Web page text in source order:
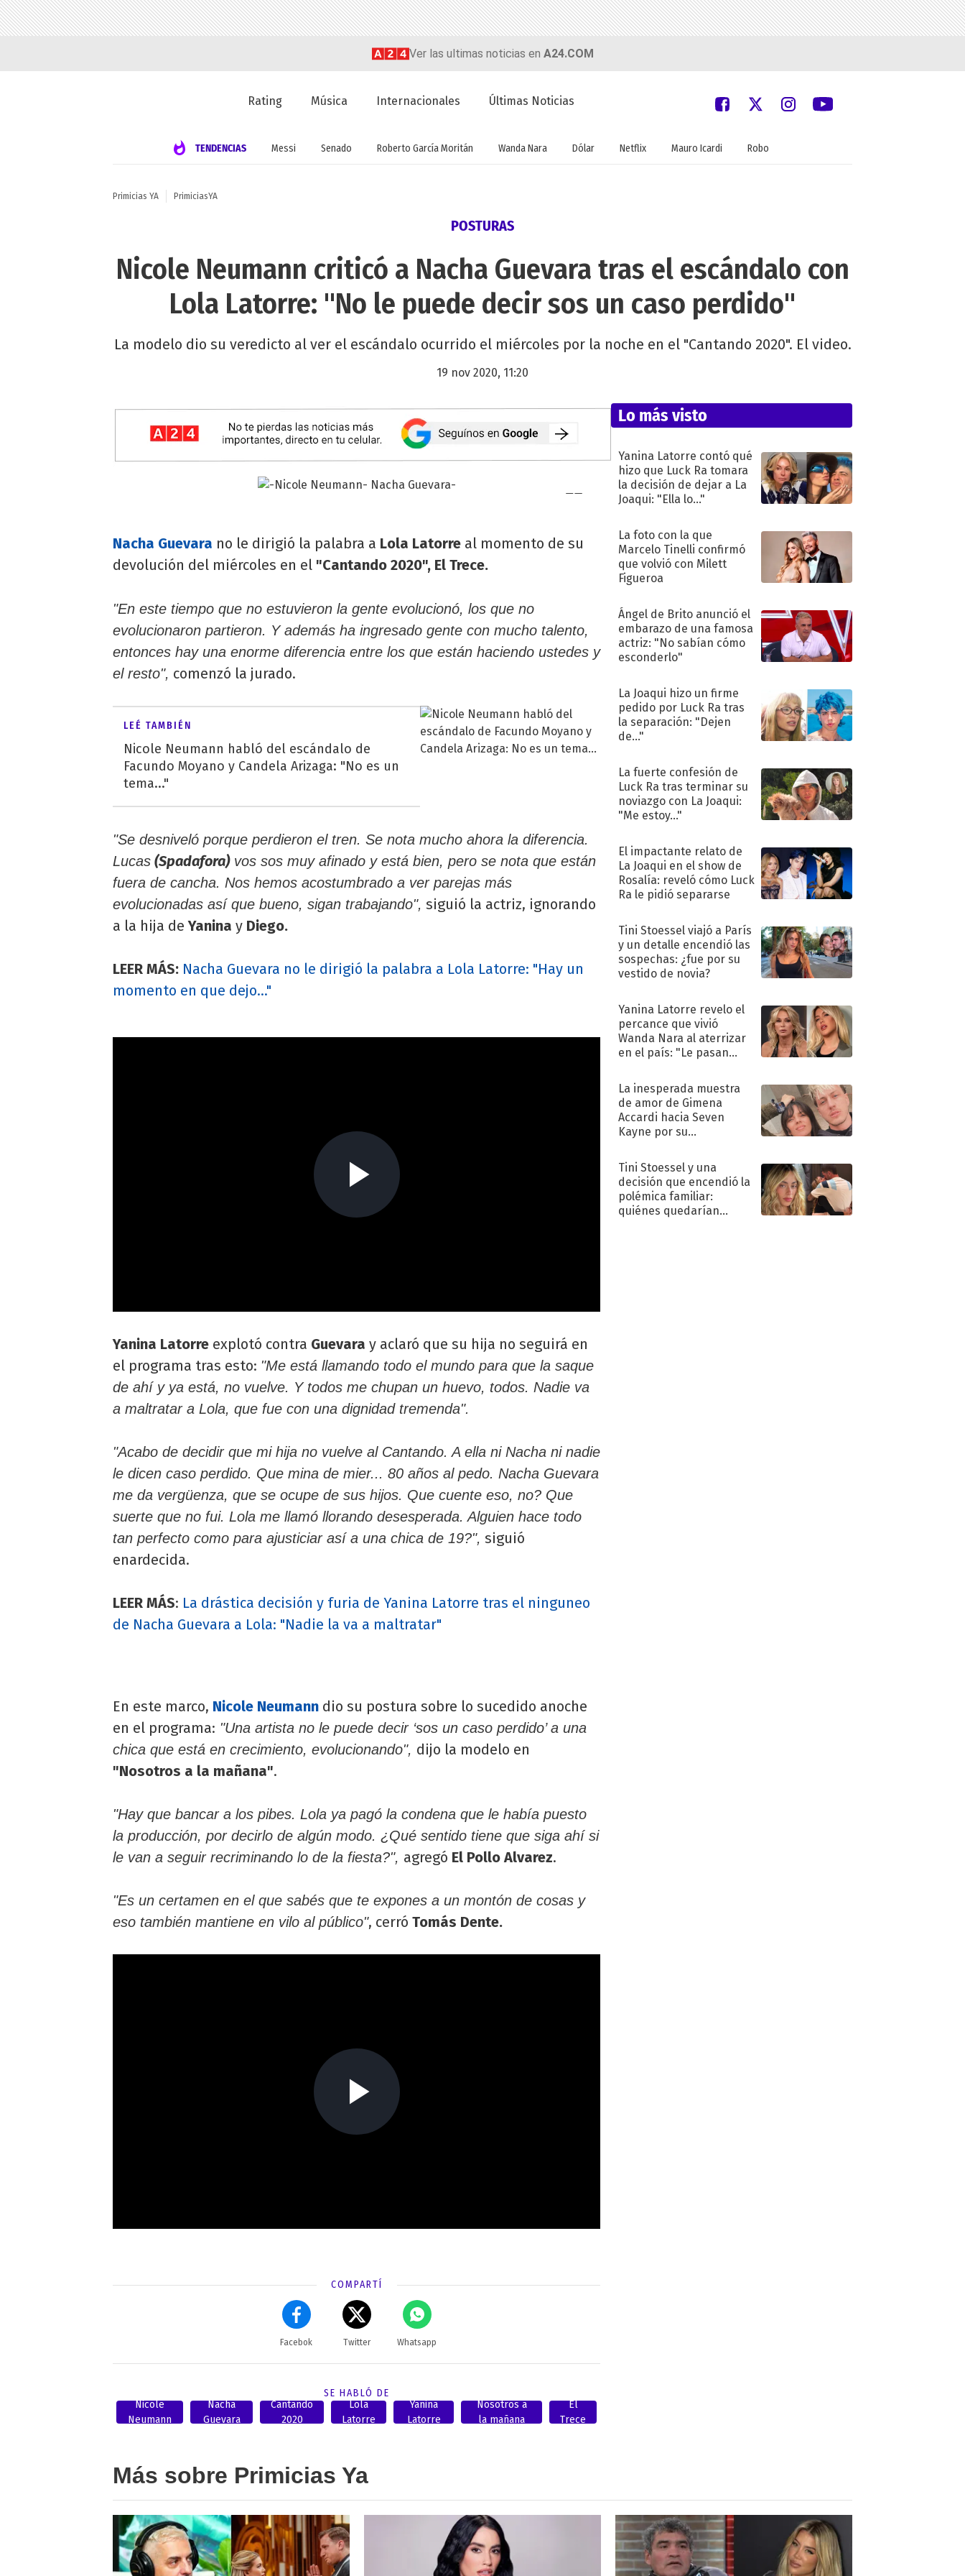
Ver las ultimas noticias en A24.COM
Rating Música Internacionales Últimas Noticias
TENDENCIAS Messi Senado Roberto García Moritán Wanda Nara Dólar Netflix Mauro Icardi Robo
Primicias YA PrimiciasYA
POSTURAS
Nicole Neumann criticó a Nacha Guevara tras el escándalo con
Lola Latorre: "No le puede decir sos un caso perdido"
La modelo dio su veredicto al ver el escándalo ocurrido el miércoles por la noche en el "Cantando 2020". El video.
19 nov 2020, 11:20
Nacha Guevara no le dirigió la palabra a Lola Latorre al momento de su
devolución del miércoles en el "Cantando 2020", El Trece.
"En este tiempo que no estuvieron la gente evolucionó, los que no
evolucionaron partieron. Y además ha ingresado gente con mucho talento,
entonces hay una enorme diferencia entre los que están haciendo ustedes y
el resto", comenzó la jurado.
LEÉ TAMBIÉN
Nicole Neumann habló del escándalo de
Facundo Moyano y Candela Arizaga: "No es un
tema..."
"Se desniveló porque perdieron el tren. Se nota mucho ahora la diferencia.
Lucas (Spadafora)vos sos muy afinado y está bien, pero se nota que están
fuera de cancha. Nos hemos acostumbrado a ver parejas más
evolucionadas así que bueno, sigan trabajando", siguió la actriz, ignorando
a la hija deYanina y Diego.
LEER MÁS: Nacha Guevara no le dirigió la palabra a Lola Latorre: "Hay un
momento en que dejo..."
Yanina Latorre explotó contra Guevara y aclaró que su hija no seguirá en
el programa tras esto: "Me está llamando todo el mundo para que la saque
de ahí y ya está, no vuelve. Y todos me chupan un huevo, todos. Nadie va
a maltratar a Lola, que fue con una dignidad tremenda".
"Acabo de decidir que mi hija no vuelve al Cantando. A ella ni Nacha ni nadie
le dicen caso perdido. Que mina de mier... 80 años al pedo. Nacha Guevara
me da vergüenza, que se ocupe de sus hijos. Que cuente eso, no? Que
suerte que no fui. Lola me llamó llorando desesperada. Alguien hace todo
tan perfecto como para ajusticiar así a una chica de 19?", siguió
enardecida.
LEER MÁS: La drástica decisión y furia de Yanina Latorre tras el ninguneo
de Nacha Guevara a Lola: "Nadie la va a maltratar"
En este marco, Nicole Neumann dio su postura sobre lo sucedido anoche
en el programa: "Una artista no le puede decir ‘sos un caso perdido’ a una
chica que está en crecimiento, evolucionando", dijo la modelo en
"Nosotros a la mañana".
"Hay que bancar a los pibes. Lola ya pagó la condena que le había puesto
la producción, por decirlo de algún modo. ¿Qué sentido tiene que siga ahí si
le van a seguir recriminando lo de la fiesta?", agregó El Pollo Alvarez.
"Es un certamen en el que sabés que te expones a un montón de cosas y
eso también mantiene en vilo al público", cerró Tomás Dente.
COMPARTÍ
Facebok Twitter Whatsapp
SE HABLÓ DE
Nicole
Neumann
Nacha
Guevara
Cantando
2020
Lola
Latorre
Yanina
Latorre
Nosotros a
la mañana
El
Trece
Lo más visto
Yanina Latorre contó qué
hizo que Luck Ra tomara
la decisión de dejar a La
Joaqui: "Ella lo..."
La foto con la que
Marcelo Tinelli confirmó
que volvió con Milett
Figueroa
Ángel de Brito anunció el
embarazo de una famosa
actriz: "No sabían cómo
esconderlo"
La Joaqui hizo un firme
pedido por Luck Ra tras
la separación: "Dejen
de..."
La fuerte confesión de
Luck Ra tras terminar su
noviazgo con La Joaqui:
"Me estoy..."
El impactante relato de
La Joaqui en el show de
Rosalía: reveló cómo Luck
Ra le pidió separarse
Tini Stoessel viajó a París
y un detalle encendió las
sospechas: ¿fue por su
vestido de novia?
Yanina Latorre revelo el
percance que vivió
Wanda Nara al aterrizar
en el país: "Le pasan
La inesperada muestra
de amor de Gimena
Accardi hacia Seven
Kayne por su
Tini Stoessel y una
decisión que encendió la
polémica familiar:
quiénes quedarían
Más sobre Primicias Ya